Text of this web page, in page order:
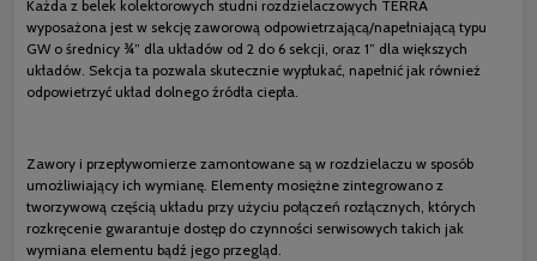
Każda z belek kolektorowych studni rozdzielaczowych TERRA
wyposażona jest w sekcję zaworową odpowietrzającą/napełniającą typu
GW o średnicy ¾” dla układów od 2 do 6 sekcji, oraz 1” dla większych
układów. Sekcja ta pozwala skutecznie wypłukać, napełnić jak również
odpowietrzyć układ dolnego źródła ciepła.
Zawory i przepływomierze zamontowane są w rozdzielaczu w sposób
umożliwiający ich wymianę. Elementy mosiężne zintegrowano z
tworzywową częścią układu przy użyciu połączeń rozłącznych, których
rozkręcenie gwarantuje dostęp do czynności serwisowych takich jak
wymiana elementu bądź jego przegląd.